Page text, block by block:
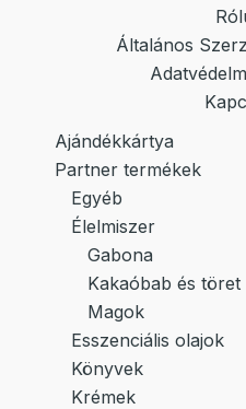
Általános
Ajándékkártya
Partner termékek
Egyéb
Élelmiszer
Gabona
Kakaóbab és töret
Magok
Esszenciális olajok
Könyvek
Krémek